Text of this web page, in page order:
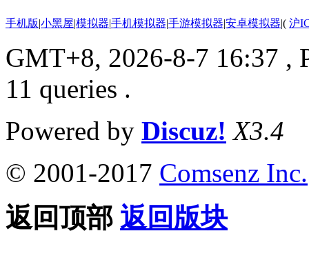
手机版|小黑屋|模拟器|手机模拟器|手游模拟器|安卓模拟器|( 沪
GMT+8, 2026-8-7 16:37 ,
11 queries .
Powered by Discuz! X3.4
© 2001-2017 Comsenz Inc.
返回顶部 返回版块